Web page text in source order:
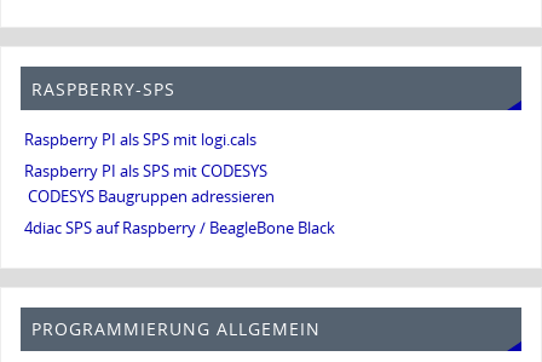
RASPBERRY-SPS
Raspberry PI als SPS mit logi.cals
Raspberry PI als SPS mit CODESYS
CODESYS Baugruppen adressieren
4diac SPS auf Raspberry / BeagleBone Black
PROGRAMMIERUNG ALLGEMEIN